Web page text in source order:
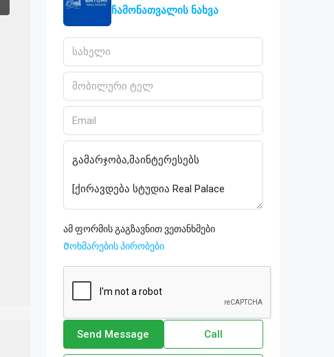
ჩამონათვალის ნახვა
ამ ფორმის გაგზავნით ვეთანხმები
Მოხმარების პირობები
Send Message Call